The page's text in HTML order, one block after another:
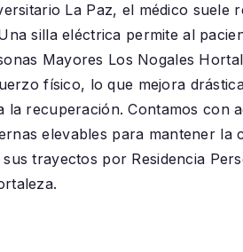
La Paz, el médico suele
silla eléctrica permite al
Mayores Los Nogales
físico, lo que mejora
la recuperación. Contamos con
elevables para mantener la
trayectos por Residencia